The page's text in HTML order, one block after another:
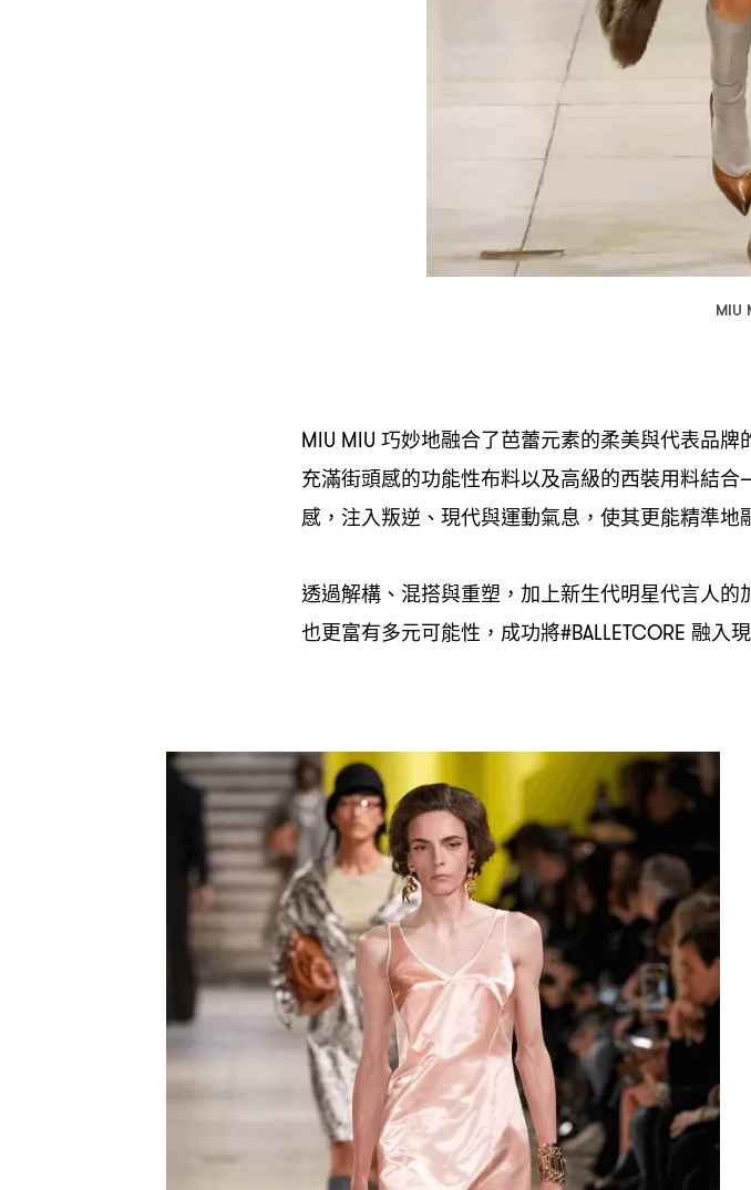
MIU
MIU MIU 巧妙地融合了芭蕾元素的柔美與代表品牌
充滿街頭感的功能性布料以及高級的西裝用料結合
感 ， 注入叛逆、現代與運動氣息 ， 使其更能精準地
透過解構、混搭與重塑 ， 加上新生代明星代言人的
也更富有多元可能性 ， 成功將#BALLETCORE 融入